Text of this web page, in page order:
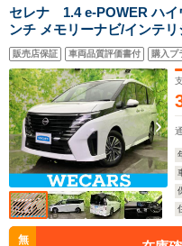
セレナ 1.4 e-POWER ハ
ンチ メモリーナビ/インテ
ジェンシーブレーキ/ハンズ
アラウンドビューモニター/
販売店保証 車両品質評価書付 購入プ
無